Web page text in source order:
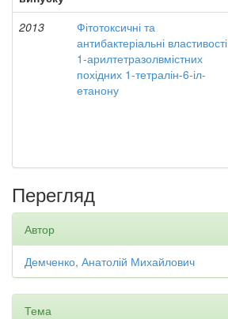
2013
Фітотоксичні та
антибактеріальні властивості
1-арилтетразолвмістних
похідних 1-тетралін-6-іл-
етанону
Перегляд
Автор
Демченко, Анатолій Михайлович
Тема